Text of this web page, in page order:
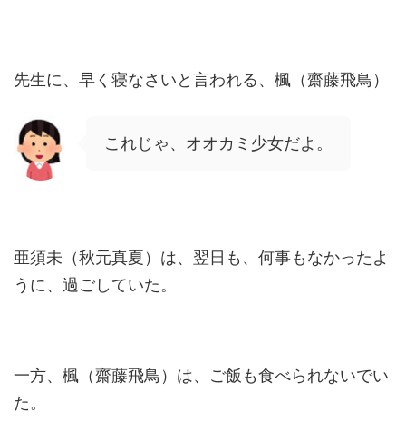
先生に、早く寝なさいと言われる、楓（齋藤飛鳥）
これじゃ、オオカミ少女だよ。
亜須未（秋元真夏）は、翌日も、何事もなかったよ
うに、過ごしていた。
一方、楓（齋藤飛鳥）は、ご飯も食べられないでい
た。